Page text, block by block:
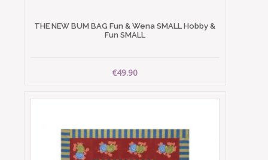
THE NEW BUM BAG Fun & Wena SMALL Hobby &
Fun SMALL
€49.90